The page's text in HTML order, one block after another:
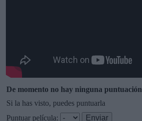
De momento no hay ninguna puntuación
Si la has visto, puedes puntuarla
Puntuar película: